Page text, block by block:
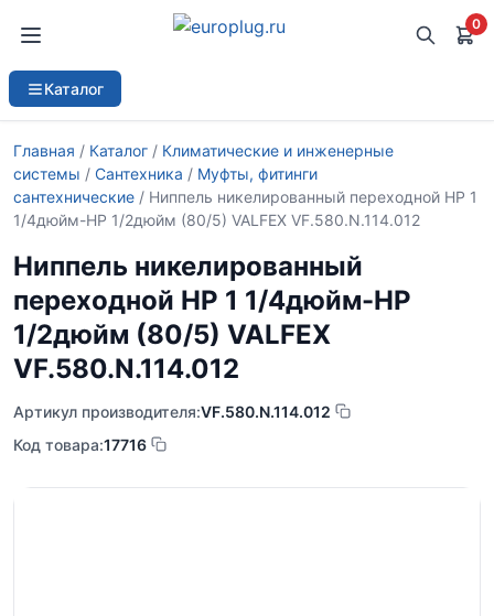
0
Каталог
Главная / Каталог / Климатические и инженерные
системы / Сантехника / Муфты, фитинги
сантехнические / Ниппель никелированный переходной НР 1
1/4дюйм-НР 1/2дюйм (80/5) VALFEX VF.580.N.114.012
Ниппель никелированный
переходной НР 1 1/4дюйм-НР
1/2дюйм (80/5) VALFEX
VF.580.N.114.012
Артикул производителя:VF.580.N.114.012
Код товара:17716